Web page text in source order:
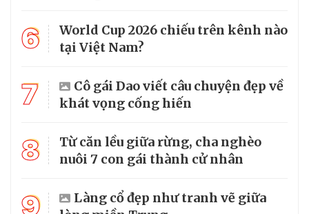
6
World Cup 2026 chiếu trên kênh nào
tại Việt Nam?
7
Cô gái Dao viết câu chuyện đẹp về
khát vọng cống hiến
8
Từ căn lều giữa rừng, cha nghèo
nuôi 7 con gái thành cử nhân
9
Làng cổ đẹp như tranh vẽ giữa